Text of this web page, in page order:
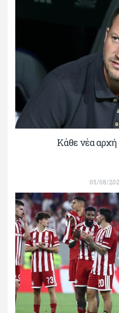
Κάθε νέα αρχή
05/08/